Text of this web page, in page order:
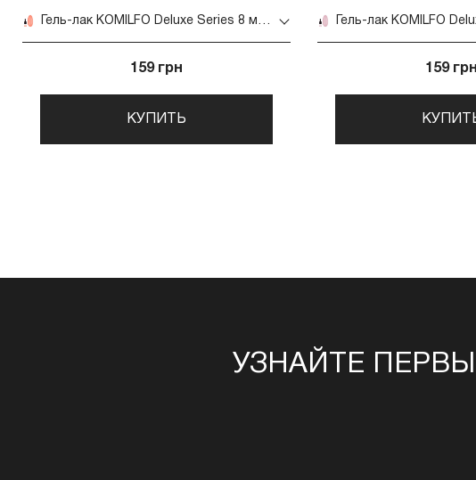
Гель-лак KOMILFO Deluxe Series 8 мл (008)
159 грн
КУПИТЬ
159 грн
УЗНАЙТЕ